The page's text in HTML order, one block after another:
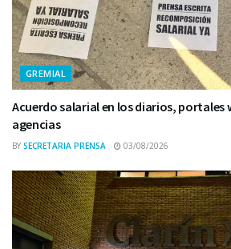
GREMIAL
Acuerdo salarial en los diarios, portales
agencias
BY SECRETARIA PRENSA 03/08/2026